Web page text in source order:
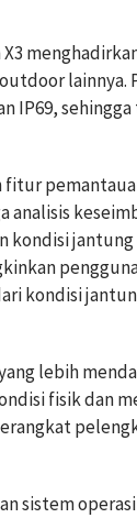
lainnya.
IP69,
fitur
kondisi
kondisi
lebih
fisik dan
sistem